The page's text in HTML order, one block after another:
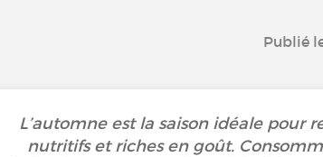
Publié
L’automne est la saison idéale pour
nutritifs et riches en goût.